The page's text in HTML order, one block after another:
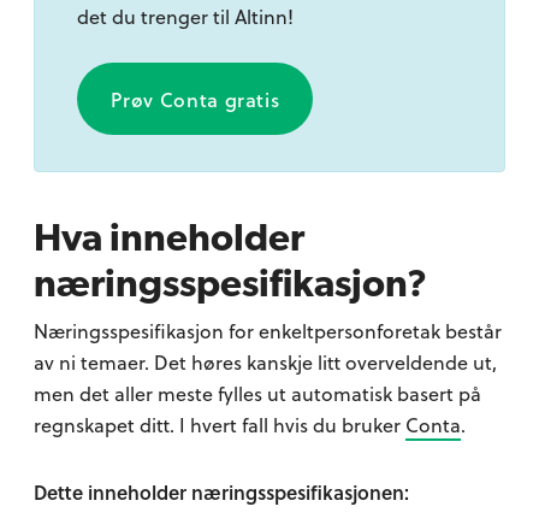
det du trenger til Altinn!
Prøv Conta gratis
Hva inneholder
næringsspesifikasjon?
Næringsspesifikasjon for enkeltpersonforetak består
av ni temaer. Det høres kanskje litt overveldende ut,
men det aller meste fylles ut automatisk basert på
regnskapet ditt. I hvert fall hvis du bruker Conta.
Dette inneholder næringsspesifikasjonen: